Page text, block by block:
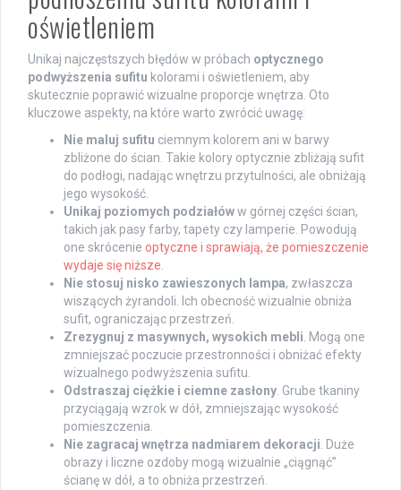
oświetleniem
Unikaj najczęstszych błędów w próbach optycznego
podwyższenia sufitu kolorami i oświetleniem, aby
skutecznie poprawić wizualne proporcje wnętrza. Oto
kluczowe aspekty, na które warto zwrócić uwagę:
Nie maluj sufitu ciemnym kolorem ani w barwy
zbliżone do ścian. Takie kolory optycznie zbliżają sufit
do podłogi, nadając wnętrzu przytulności, ale obniżają
jego wysokość.
Unikaj poziomych podziałóww górnej części ścian,
takich jak pasy farby, tapety czy lamperie. Powodują
one skrócenie optyczne i sprawiają, że pomieszczenie
wydaje się niższe
Nie stosuj nisko zawieszonych lampa, zwłaszcza
wiszących żyrandoli. Ich obecność wizualnie obniża
sufit, ograniczając przestrzeń.
Zrezygnuj z masywnych, wysokich mebli . Mogą one
zmniejszać poczucie przestronności i obniżać efekty
wizualnego podwyższenia sufitu.
Odstraszaj ciężkie i ciemne zasłony . Grube tkaniny
przyciągają wzrok w dół, zmniejszając wysokość
pomieszczenia.
Nie zagracaj wnętrza nadmiarem dekoracji . Duże
obrazy i liczne ozdoby mogą wizualnie „ciągnąć”
ścianę w dół, a to obniża przestrzeń.